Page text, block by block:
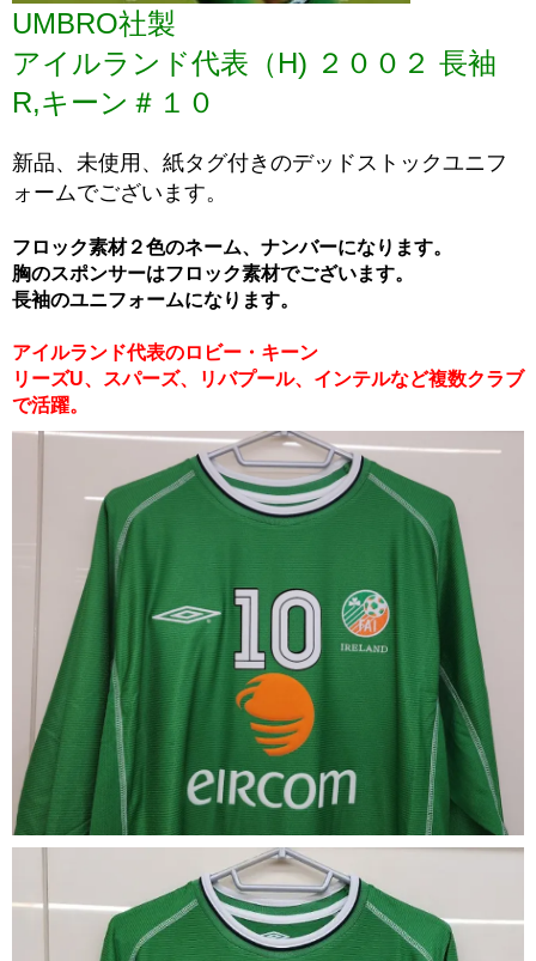
UMBRO社製
アイルランド代表（H) ２００２ 長袖
R,キーン＃１０
新品、未使用、紙タグ付きのデッドストックユニフ
ォームでございます。
フロック素材２色のネーム、ナンバーになります。
胸のスポンサーはフロック素材でございます。
長袖のユニフォームになります。
アイルランド代表のロビー・キーン
リーズU、スパーズ、リバプール、インテルなど複数クラブ
で活躍。